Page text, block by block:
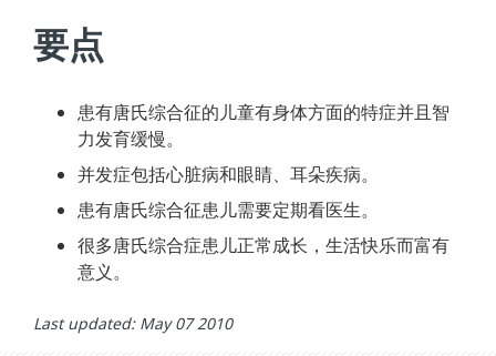
要点
患有唐氏综合征的儿童有身体方面的特症并且智
力发育缓慢。
并发症包括心脏病和眼睛、耳朵疾病。
患有唐氏综合征患儿需要定期看医生。
很多唐氏综合症患儿正常成长，生活快乐而富有
意义。
Last updated: May 07 2010